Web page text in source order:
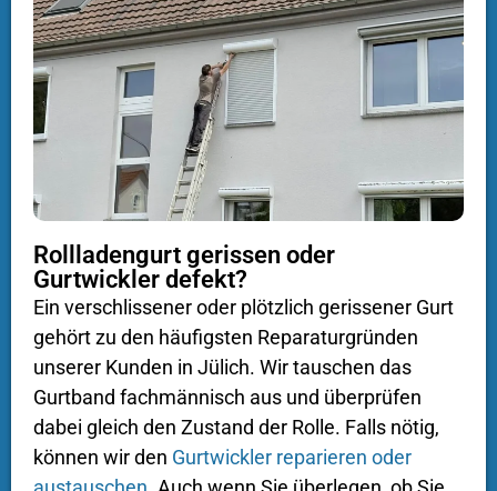
Rollladengurt gerissen oder
Gurtwickler defekt?
Ein verschlissener oder plötzlich gerissener Gurt
gehört zu den häufigsten Reparaturgründen
unserer Kunden in Jülich. Wir tauschen das
Gurtband fachmännisch aus und überprüfen
dabei gleich den Zustand der Rolle. Falls nötig,
können wir den Gurtwickler reparieren oder